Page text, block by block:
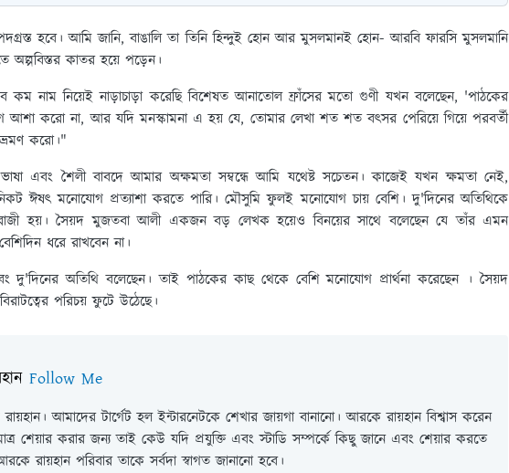
হবে। আমি জানি, বাঙালি তা তিনি হিন্দুই হোন আর মুসলমানই হোন- আরবি ফারসি মুসলমানি
অল্পবিস্তর কাতর হয়ে পড়েন।
নাম নিয়েই নাড়াচাড়া করেছি বিশেষত আনাতোল ফ্রাঁসের মতো গুণী যখন বলেছেন, 'পাঠকের
আশা করো না, আর যদি মনস্কামনা এ হয় যে, তোমার লেখা শত শত বৎসর পেরিয়ে গিয়ে পরবর্তী
করো।"
এবং শৈলী বাবদে আমার অক্ষমতা সম্বন্ধে আমি যথেষ্ট সচেতন। কাজেই যখন ক্ষমতা নেই,
ঈষৎ মনোযোগ প্রত্যাশা করতে পারি। মৌসুমি ফুলই মনোযোগ চায় বেশি। দু'দিনের অতিথিকে
হয়। সৈয়দ মুজতবা আলী একজন বড় লেখক হয়েও বিনয়ের সাথে বলেছেন যে তাঁর এমন
ধরে রাখবেন না।
দু'দিনের অতিথি বলেছেন। তাই পাঠকের কাছ থেকে বেশি মনোযোগ প্রার্থনা করেছেন । সৈয়দ
পরিচয় ফুটে উঠেছে।
Follow Me
আমাদের টার্গেট হল ইন্টারনেটকে শেখার জায়গা বানানো। আরকে রায়হান বিশ্বাস করেন
শেয়ার করার জন্য তাই কেউ যদি প্রযুক্তি এবং স্টাডি সম্পর্কে কিছু জানে এবং শেয়ার করতে
রায়হান পরিবার তাকে সর্বদা স্বাগত জানানো হবে।